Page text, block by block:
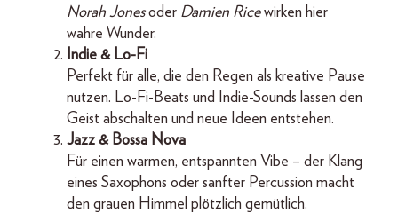
Norah Jonesoder Damien Ricewirken hier
wahre Wunder.
Indie & Lo-Fi
Perfekt für alle, die den Regen als kreative Pause
nutzen. Lo-Fi-Beats und Indie-Sounds lassen den
Geist abschalten und neue Ideen entstehen.
Jazz & Bossa Nova
Für einen warmen, entspannten Vibe – der Klang
eines Saxophons oder sanfter Percussion macht
den grauen Himmel plötzlich gemütlich.